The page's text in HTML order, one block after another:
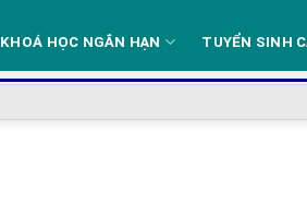
KHOÁ HỌC NGẮN HẠN TUYỂN SINH